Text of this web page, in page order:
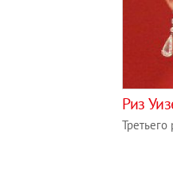
Риз
Третьего